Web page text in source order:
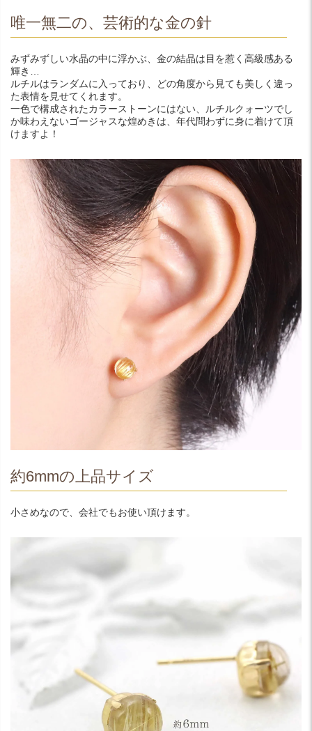
唯一無二の、芸術的な金の針
みずみずしい水晶の中に浮かぶ、金の結晶は目を惹く高級感ある
輝き…
ルチルはランダムに入っており、どの角度から見ても美しく違っ
た表情を見せてくれます。
一色で構成されたカラーストーンにはない、ルチルクォーツでし
か味わえないゴージャスな煌めきは、年代問わずに身に着けて頂
けますよ！
約6mmの上品サイズ
小さめなので、会社でもお使い頂けます。